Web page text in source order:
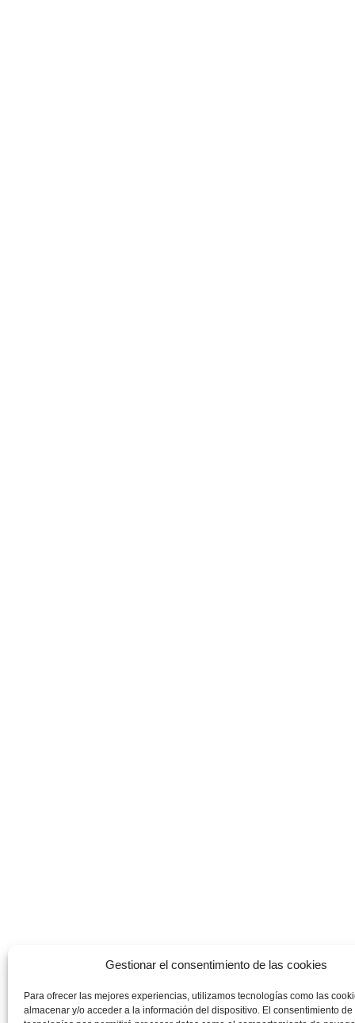
Gestionar el consentimiento de las cookies
Para ofrecer las mejores experiencias, utilizamos tecnologías como las
almacenar y/o acceder a la información del dispositivo. El consentimiento de